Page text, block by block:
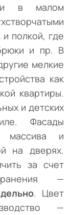
в малом
полкой, где
и пр. В
мелкие
как
квартиры.
и детских
Фасады
массива и
на дверях.
за счет
—
. Цвет
—